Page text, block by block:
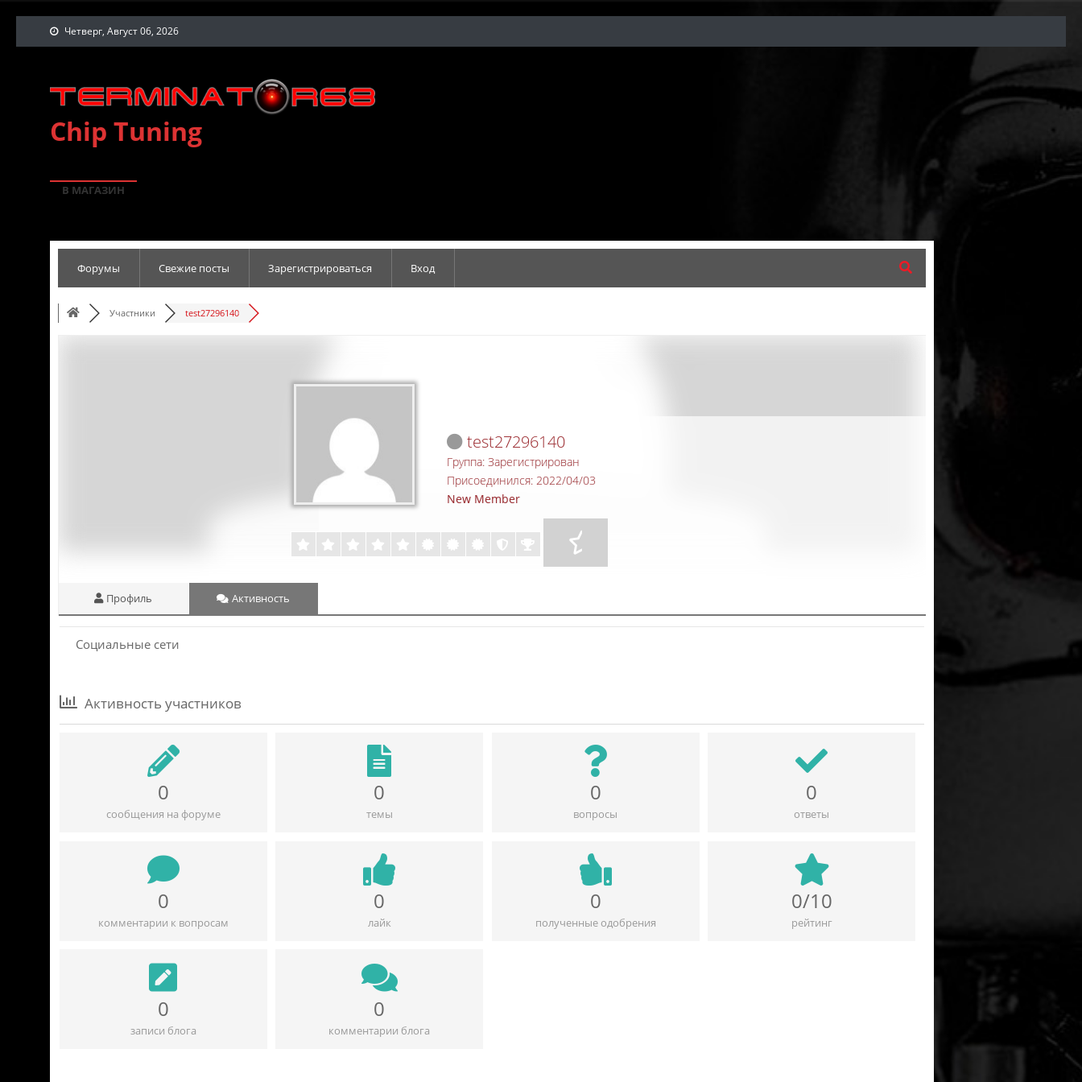
Четверг, Август 06, 2026
Chip Tuning
В МАГАЗИН
Форумы Свежие посты Зарегистрироваться Вход
Участники test27296140
test27296140
Группа: Зарегистрирован
Присоединился: 2022/04/03
New Member
Профиль Активность
Социальные сети
Активность участников
0
сообщения на форуме
0
темы
0
вопросы
0
ответы
0
комментарии к вопросам
0
лайк
0
полученные одобрения
0/10
рейтинг
0
записи блога
0
комментарии блога